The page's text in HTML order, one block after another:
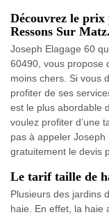
Découvrez le prix
Ressons Sur Matz.
Joseph Elagage 60
60490, vous propose
moins chers. Si vous
profiter de ses
est le plus abordable
voulez profiter d’une
pas à appeler
gratuitement le devis
Le tarif taille de
Plusieurs des jardins
haie. En effet, la haie